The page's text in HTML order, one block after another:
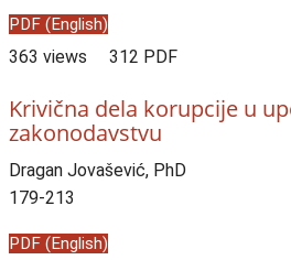
PDF (English)
363 views 312 PDF
Krivična dela korupcije u
zakonodavstvu
Dragan Jovašević, PhD
179-213
PDF (English)